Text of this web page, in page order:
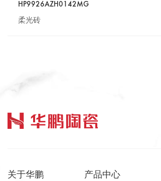
HP9926AZH0142MG
柔光砖
关于华鹏 产品中心